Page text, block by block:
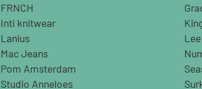
FRNCH
Inti knitwear
Lanius
Lee
Mac Jeans
Pom Amsterdam
Studio Anneloes